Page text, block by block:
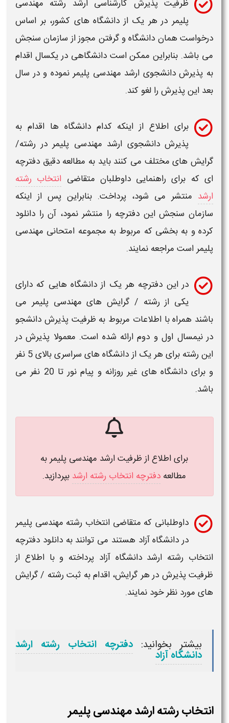
ظرفیت پذیرش کارشناسی ارشد رشته مهندسی
پلیمردر هر یک از دانشگاههای کشور، بر اساس
درخواست همان دانشگاهو گرفتن مجوز از سازمان سنجش
می باشد. بنابراین ممکن استدانشگاهیدر یکسال اقدام
به پذیرش دانشجوی ارشد مهندسی پلیمرنموده و در سال
بعد این پذیرش را لغو کند.
برای اطلاع از اینکه کدامدانشگاه ها اقدام به
پذیرش دانشجوی ارشد مهندسی پلیمر دررشته/
گرایش هایمختلف می کنند باید به مطالعه دقیق دفترچه
ایکه برای راهنمایی داوطلبان متقاضی انتخاب رشته
ارشد منتشر می شود، پرداخت. بنابراین پس از اینکه
سازمان سنجش این دفترچه را منتشر نمود، آن را دانلود
کرده و به بخشی که مربوط به مجموعه امتحانی مهندسی
پلیمراست مراجعه نمایند.
در این دفترچه هر یک از دانشگاه هایی که دارای
یکی ازرشته / گرایش های مهندسی پلیمر می
باشند همراه با اطلاعات مربوط به ظرفیت پذیرش دانشجو
در نیمسال اول و دوم ارائه شده است. معمولا پذیرش در
این رشتهبرای هر یک ازدانشگاه های
سراسری بالای 5 نفر
و برای دانشگاه های
غیر روزانه و پیام نور تا 20 نفر می
باشد.
برای اطلاع از ظرفیت ارشد مهندسی پلیمربه
مطالعه دفترچه انتخاب رشته ارشد بپردازید.
داوطلبانی که متقاضی انتخاب رشته مهندسی پلیمر
دردانشگاهآزاد هستند می توانند به دانلود دفترچه
انتخاب رشته ارشد دانشگاهآزاد پرداخته و با اطلاع از
ظرفیتپذیرش در هر گرایش، اقدام به ثبت رشته / گرایش
های مورد نظر خود نمایند.
بیشتر بخوانید: دفترچه انتخاب رشته ارشد
دانشگاه آزاد
انتخاب رشته ارشد مهندسی پلیمر​